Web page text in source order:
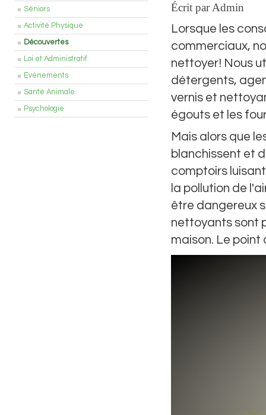
Séniors
Activité Physique
Découvertes
Loi et Administratif
Evénements
Santé Animale
Psychologie
Écrit par Admin
Lorsque les
commerciaux,
nettoyer! Nous
détergents,
vernis et
égouts et les
Mais alors que
blanchissent et
comptoirs
la pollution de
être dangereux
nettoyants sont
maison. Le